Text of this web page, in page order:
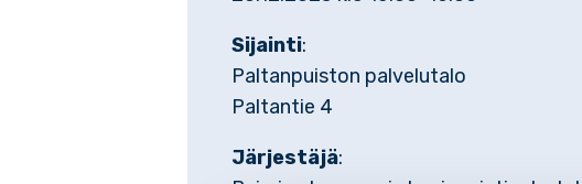
Sijainti:
Paltanpuiston palvelutalo
Paltantie 4
Järjestäjä: